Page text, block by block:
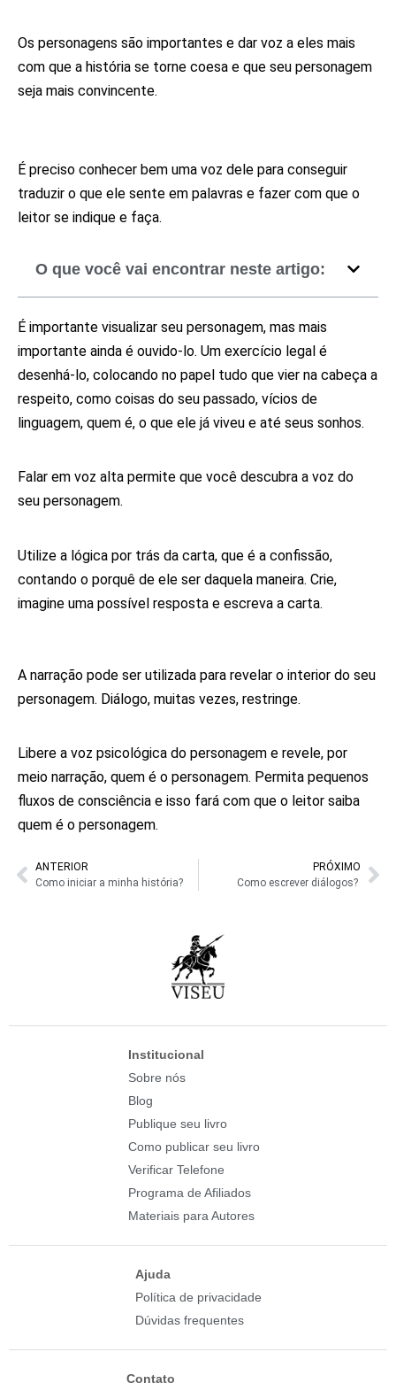
Os personagens são importantes e dar voz a eles mais
com que a história se torne coesa e que seu personagem
seja mais convincente.
É preciso conhecer bem uma voz dele para conseguir
traduzir o que ele sente em palavras e fazer com que o
leitor se indique e faça.
O que você vai encontrar neste artigo:
É importante visualizar seu personagem, mas mais
importante ainda é ouvido-lo. Um exercício legal é
desenhá-lo, colocando no papel tudo que vier na cabeça a
respeito, como coisas do seu passado, vícios de
linguagem, quem é, o que ele já viveu e até seus sonhos.
Falar em voz alta permite que você descubra a voz do
seu personagem.
Utilize a lógica por trás da carta, que é a confissão,
contando o porquê de ele ser daquela maneira. Crie,
imagine uma possível resposta e escreva a carta.
A narração pode ser utilizada para revelar o interior do seu
personagem. Diálogo, muitas vezes, restringe.
Libere a voz psicológica do personagem e revele, por
meio narração, quem é o personagem. Permita pequenos
fluxos de consciência e isso fará com que o leitor saiba
quem é o personagem.
ANTERIOR
Como iniciar a minha história?
PRÓXIMO
Como escrever diálogos?
Institucional
Sobre nós
Blog
Publique seu livro
Como publicar seu livro
Verificar Telefone
Programa de Afiliados
Materiais para Autores
Ajuda
Política de privacidade
Dúvidas frequentes
Contato